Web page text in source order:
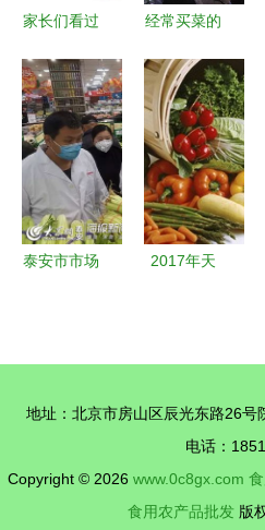
家长们看过
食物给孩子
吃，好消化
更长个
经常买菜的
从今天起，
买这种菜千
万看“双
证”，否
则……扩散
提醒！
泰安市市场
农产品批发
2017年天
地址：北京市房山区辰光东路26号
电话：
Copyright © 2026 www.0c8gx.com
食用农产品批发 版